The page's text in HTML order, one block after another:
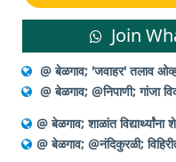
Join
@ बेळगाव; 'जवाहर' तलाव
@ बेळगाव; @निपाणी; गांजा
@ बेळगाव; शाळांत
@ बेळगाव; @नंदिकुरळी;